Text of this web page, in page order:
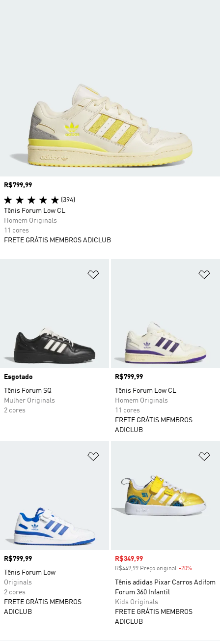
Esgotado
Tênis Forum SQ
Mulher Originals
2 cores
Preço
R$799,99
Tênis Forum Low CL
Homem Originals
11 cores
FRETE GRÁTIS MEMBROS
ADICLUB
Preço
R$799,99
Tênis Forum Low
Originals
2 cores
FRETE GRÁTIS MEMBROS
ADICLUB
Preço com desconto
R$349,99
R$449,99 Preço original -20%
Tênis adidas Pixar Carros Adifom
Forum 360 Infantil
Kids Originals
FRETE GRÁTIS MEMBROS
ADICLUB
Preço
R$799,99
(394)
Tênis Forum Low CL
Homem Originals
11 cores
FRETE GRÁTIS MEMBROS ADICLUB